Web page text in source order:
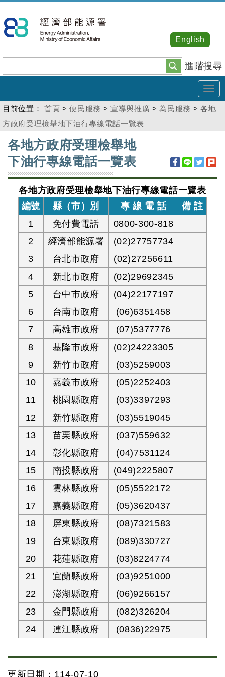
到
主
內
容
進階搜尋
English
目前位置： 首頁 >便民服務 >宣導與推廣 >為民服務 >各地
方政府受理檢舉地下油行專線電話一覽表
:::
各地方政府受理檢舉地
下油行專線電話一覽表
各地方政府受理檢舉地下油行專線電話一覽表
編號
縣（市）別 專 線 電 話
備 註
1
免付費電話
0800-300-818
2
經濟部能源署
(02)27757734
3
台北市政府
(02)27256611
4
新北市政府
(02)29692345
5
台中市政府
(04)22177197
6
台南市政府
(06)6351458
7
高雄市政府
(07)5377776
8
基隆市政府
(02)24223305
9
新竹市政府
(03)5259003
10
嘉義市政府
(05)2252403
11
桃園縣政府
(03)3397293
12
新竹縣政府
(03)5519045
13
苗栗縣政府
(037)559632
14
彰化縣政府
(04)7531124
15
南投縣政府
(049)2225807
16
雲林縣政府
(05)5522172
17
嘉義縣政府
(05)3620437
18
屏東縣政府
(08)7321583
19
台東縣政府
(089)330727
20
花蓮縣政府
(03)8224774
21
宜蘭縣政府
(03)9251000
22
澎湖縣政府
(06)9266157
23
金門縣政府
(082)326204
24
連江縣政府 (0836)22975
更新日期：114-07-10